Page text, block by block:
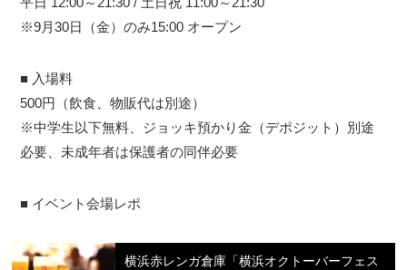
※9月30日（金）のみ15:00 オープン
■ 入場料
500円（飲食、物販代は別途）
※中学生以下無料、ジョッキ預かり金（デポジット）別途
必要、未成年者は保護者の同伴必要
■ イベント会場レポ
横浜赤レンガ倉庫「横浜オクトーバーフェス